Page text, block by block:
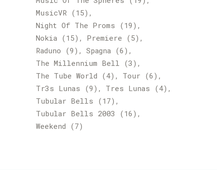
MusicVR (15)
Night Of The Proms (19)
Nokia (15) Premiere (5)
Raduno (9) Spagna (6)
The Millennium Bell
(3)
The Tube World (4) Tour (6)
Tr3s Lunas (9) Tres Lunas (4)
Tubular Bells (17)
Tubular Bells 2003 (16)
Weekend (7)